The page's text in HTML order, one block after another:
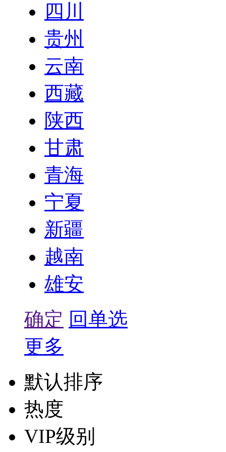
四川
贵州
云南
西藏
陕西
甘肃
青海
宁夏
新疆
越南
雄安
确定 回单选
更多
默认排序
热度
VIP级别